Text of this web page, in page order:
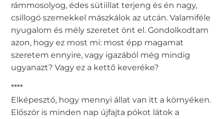
rámmosolyog, édes sütiillat terjeng és én nagy,
csillogó szemekkel mászkálok az utcán. Valamiféle
nyugalom és mély szeretet önt el. Gondolkodtam
azon, hogy ez most mi: most épp magamat
szeretem ennyire, vagy igazából még mindig
ugyanazt? Vagy ez a kettő keveréke?
****
Elképesztő, hogy mennyi állat van itt a környéken.
Először is minden nap újfajta pókot látok a